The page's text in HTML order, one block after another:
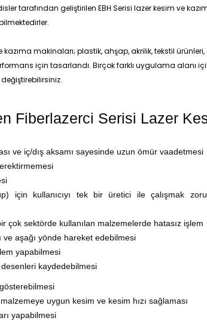
tarafından geliştirilen EBH Serisi lazer kesim ve
makinaları; plastik, ahşap, akrilik, tekstil
için tasarlandı. Birçok farklı uygulama alanı
Fiberlazerci Serisi Lazer
ve iç/dış aksamı sayesinde uzun ömür vaadetmesi
için kullanıcıyı tek bir üretici ile çalışmak
çok sektörde kullanılan malzemelerde hatasız işlem
ve aşağı yönde hareket edebilmesi
yapabilmesi
desenleri kaydedebilmesi
uygun kesim ve kesim hızı sağlaması
yapabilmesi